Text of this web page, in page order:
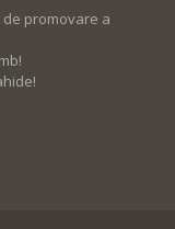
de promovare a